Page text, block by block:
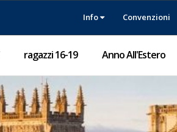
Info Convenzioni
ragazzi 16-19 Anno All'Estero